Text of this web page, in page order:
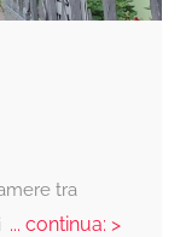
tra
... continua: >